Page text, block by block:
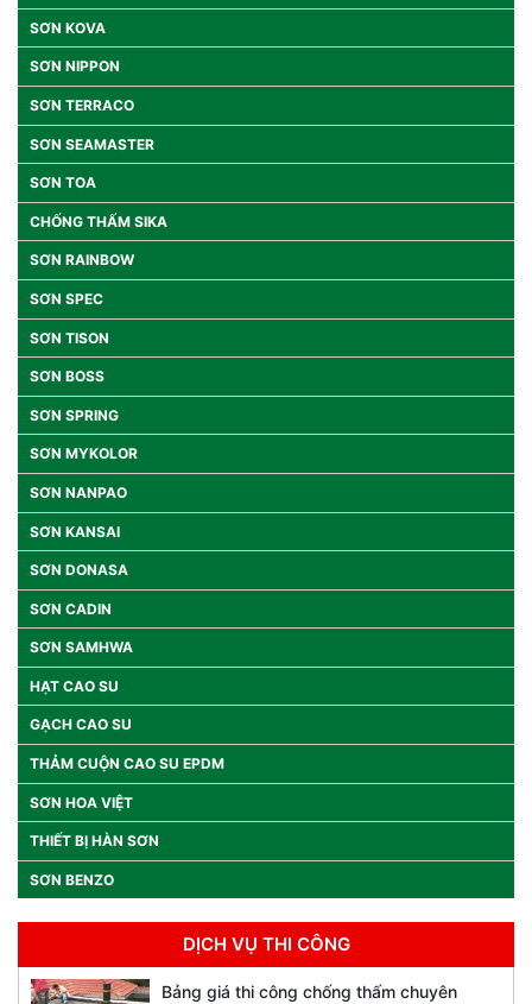
SƠN KOVA
SƠN NIPPON
SƠN TERRACO
SƠN SEAMASTER
SƠN TOA
CHỐNG THẤM SIKA
SƠN RAINBOW
SƠN SPEC
SƠN TISON
SƠN BOSS
SƠN SPRING
SƠN MYKOLOR
SƠN NANPAO
SƠN KANSAI
SƠN DONASA
SƠN CADIN
SƠN SAMHWA
HẠT CAO SU
GẠCH CAO SU
THẢM CUỘN CAO SU EPDM
SƠN HOA VIỆT
THIẾT BỊ HÀN SƠN
SƠN BENZO
DỊCH VỤ THI CÔNG
Bảng giá thi công chống thấm chuyên